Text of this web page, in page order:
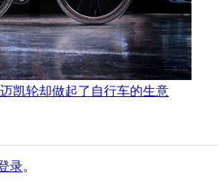
凯轮却做起了自行车的生意
录。